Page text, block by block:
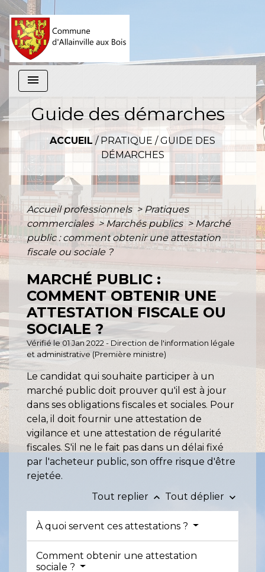
menu
Guide des démarches
ACCUEIL / PRATIQUE /GUIDE DES
DÉMARCHES
Accueil professionnels > Pratiques
commerciales> Marchés publics> Marché
public : comment obtenir une attestation
fiscale ou sociale ?
MARCHÉ PUBLIC :
COMMENT OBTENIR UNE
ATTESTATION FISCALE OU
SOCIALE ?
Vérifié le 01 Jan 2022 - Direction de l'information légale
et administrative (Première ministre)
Le candidat qui souhaite participer à un
marché public doit prouver qu'il est à jour
dans ses obligations fiscales et sociales. Pour
cela, il doit fournir une attestation de
vigilance et une attestation de régularité
fiscales. S'il ne le fait pas dans un délai fixé
par l'acheteur public, son offre risque d'être
rejetée.
Tout replier keyboard_arrow_up Tout déplier keyboard_arrow_down
À quoi servent ces attestations ?
Comment obtenir une attestation
sociale ?